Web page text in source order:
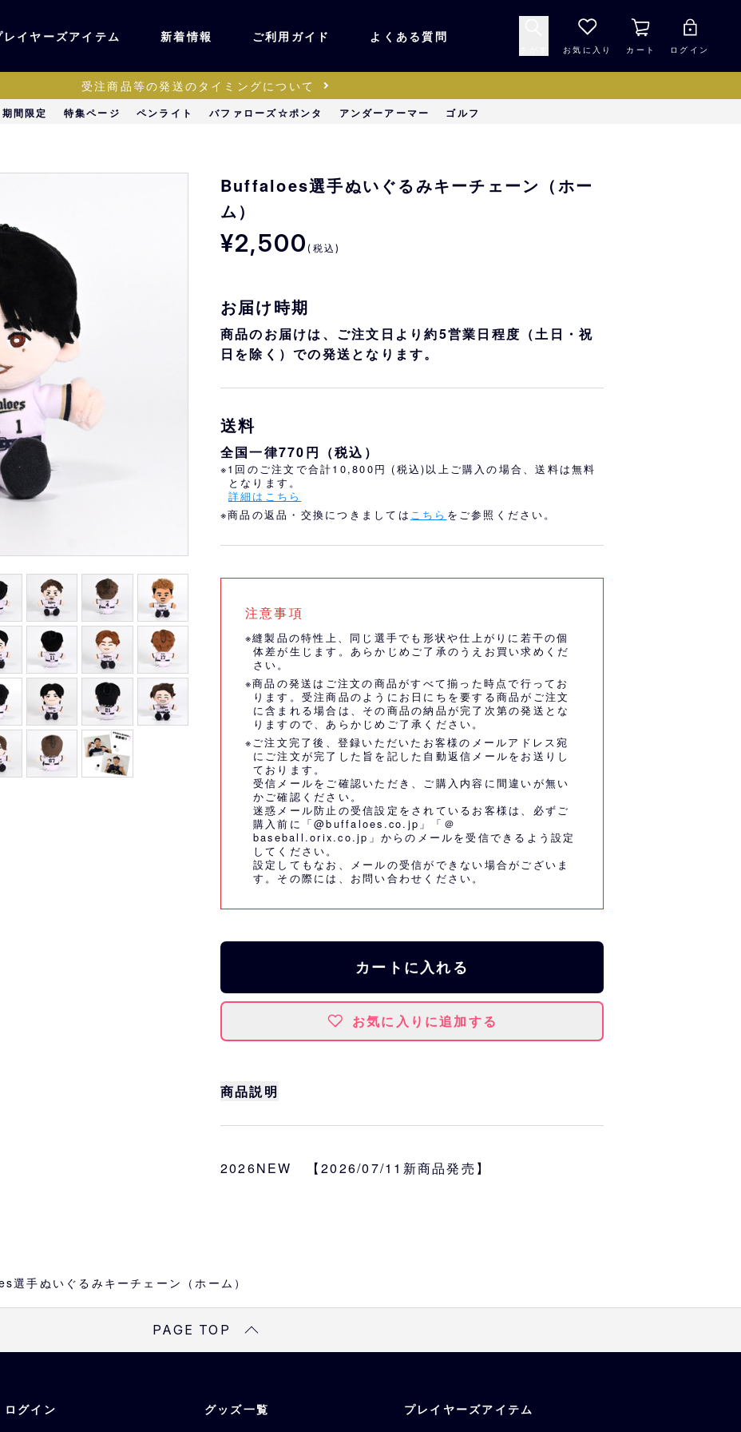
ンティック
ユニフォーム・ワッ
キャップ・ヘルメッ
ル キッズ・ベビー バッグ
ローズ☆ポンタ
グッズ
ステーショナリー・
販売 キーホルダー
におすすめ オリ姫におすすめ オリっこにおすすめ
レイヤーズアイテム 新着情報 ご利用ガイド よくある質問
お気に入り カート ログイン
受注商品等の発送のタイミングについて
期間限定 特集ページ ペンライト バファローズ☆ポンタ アンダーアーマー ゴルフ
Buffaloes選手ぬいぐるみキーチェーン（ホー
ム）
¥2,500(税込)
お届け時期
商品のお届けは、ご注文日より約5営業日程度（土日・祝
日を除く）での発送となります。
送料
全国一律770円（税込）
※1回のご注文で合計10,800円 (税込)以上ご購入の場合、送料は無料
となります。
詳細はこちら
※商品の返品・交換につきましては こちら をご参照ください。
注意事項
※縫製品の特性上、同じ選手でも形状や仕上がりに若干の個
体差が生じます。あらかじめご了承のうえお買い求めくだ
さい。
※商品の発送はご注文の商品がすべて揃った時点で行ってお
ります。受注商品のようにお日にちを要する商品がご注文
に含まれる場合は、その商品の納品が完了次第の発送とな
りますので、あらかじめご了承ください。
※ご注文完了後、登録いただいたお客様のメールアドレス宛
にご注文が完了した旨を記した自動返信メールをお送りし
ております。
受信メールをご確認いただき、ご購入内容に間違いが無い
かご確認ください。
迷惑メール防止の受信設定をされているお客様は、必ずご
購入前に「@buffaloes.co.jp」「＠
baseball.orix.co.jp」からのメールを受信できるよう設定
してください。
設定してもなお、メールの受信ができない場合がございま
す。その際には、 お問い合わせください。
カートに入れる
お気に入りに追加する
商品説明
大人気の「Buffaloes選手ぬいぐるみキーチェーン（ホー
登場！
太田、若月、森友、宗、西川、山下、曽谷、宮城、山岡、
山崎颯、紅林、廣岡、中川
素材
本体：ポリエステル
2026NEW 【2026/07/11新商品発売】
選手ぬいぐるみキーチェーン（ホーム）
PAGE TOP
ログイン グッズ一覧 プレイヤーズアイテム